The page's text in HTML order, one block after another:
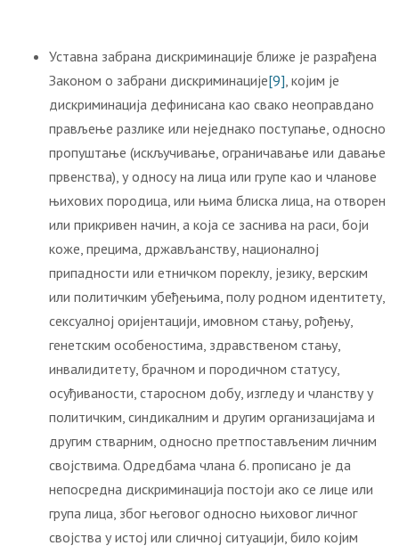
Уставна забрана дискриминације ближе је разрађена
Законом о забрани дискриминације[9], којим је
дискриминација дефинисана као свако неоправдано
прављење разлике или неједнако поступање, односно
пропуштање (искључивање, ограничавање или давање
првенства), у односу на лица или групе као и чланове
њихових породица, или њима блиска лица, на отворен
или прикривен начин, а која се заснива на раси, боји
коже, прецима, држављанству, националној
припадности или етничком пореклу, језику, верским
или политичким убеђењима, полу родном идентитету,
сексуалној оријентацији, имовном стању, рођењу,
генетским особеностима, здравственом стању,
инвалидитету, брачном и породичном статусу,
осуђиваности, старосном добу, изгледу и чланству у
политичким, синдикалним и другим организацијама и
другим стварним, односно претпостављеним личним
својствима. Одредбама члана 6. прописано је да
непосредна дискриминација постоји ако се лице или
група лица, због његовог односно њиховог личног
својства у истој или сличној ситуацији, било којим